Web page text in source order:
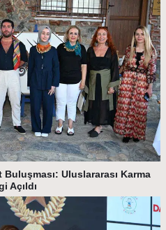
Buluşması: Uluslararası Karma
Açıldı